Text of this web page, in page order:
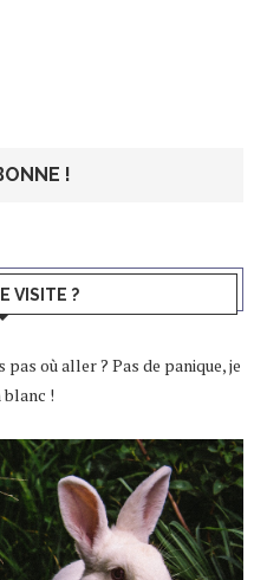
VISITE ?
où aller ? Pas de panique, je
blanc !